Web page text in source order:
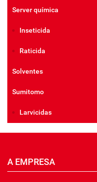
Server química
Inseticida
Raticida
Solventes
Sumitomo
Larvicidas
A EMPRESA